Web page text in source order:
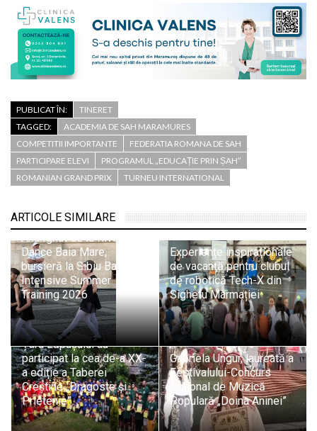
PUBLICAT ÎN:
TINERET
TAGGED:
ACADEMIA DE SAH MARAMURES
COMPETITII IMPORTANTE
FEDERATIA ROMANA DE SAH
PARTICIPARE ELEVI
PROGRAMUL „EDUCAȚIE PRIN ȘAH”
ROMANIAN GRAND PRIX
TURNEU INTERNATIONAL
ARTICOLE SIMILARE
Ana Ignat de la Rivulus
Dance Baia Mare,
bursieră la Sibiu Ballet
Intensive Summer
Training 2026
Experiențe inspiraționale
de vacanță pentru clubul
de robotică Tech-X din
Sighetu Marmației
150 de copii și tineri din
Țara Lăpușului au
participat la cea de-a XX-
a ediție a Taberei
Creștine „Dragoste și
Prietenie”
Gabriela Ungur, laureată a
Festivalului-Concurs
Național de Muzică
Populară „Doina Aninei”